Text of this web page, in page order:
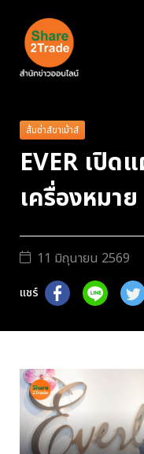
ส้มซ่าส์ขาเม้าส์
EVER เปิด
เครื่องหมาย
11 มิถุนายน 2569
แชร์